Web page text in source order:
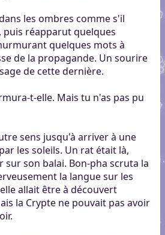
les ombres comme s'il
puis réapparut quelques
quelques mots à
de la propagande. Un sourire
de cette dernière.
t-elle. Mais tu n'as pas pu
sens jusqu'à arriver à une
les soleils. Un rat était là,
son balai. Bon-pha scruta la
la langue sur les
allait être à découvert
la Crypte ne pouvait pas avoir